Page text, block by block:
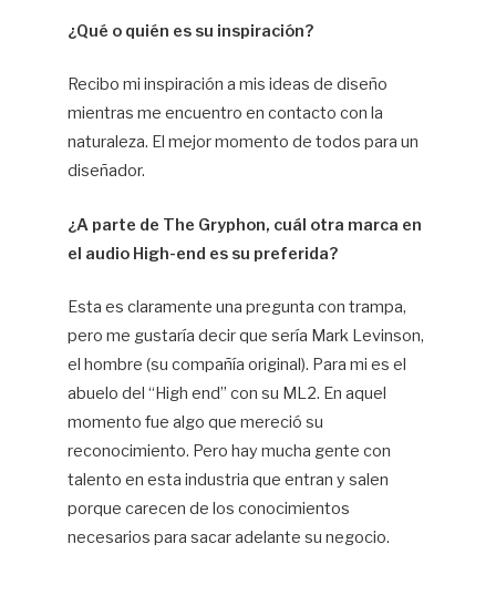
¿Qué o quién es su inspiración?
Recibo mi inspiración a mis ideas de diseño
mientras me encuentro en contacto con la
naturaleza. El mejor momento de todos para un
diseñador.
¿A parte de The Gryphon, cuál otra marca en
el audio High-end es su preferida?
Esta es claramente una pregunta con trampa,
pero me gustaría decir que sería Mark Levinson,
el hombre (su compañía original). Para mi es el
abuelo del “High end” con su ML2. En aquel
momento fue algo que mereció su
reconocimiento. Pero hay mucha gente con
talento en esta industria que entran y salen
porque carecen de los conocimientos
necesarios para sacar adelante su negocio.